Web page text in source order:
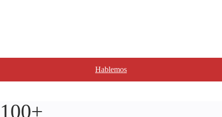
Hablemos
100+